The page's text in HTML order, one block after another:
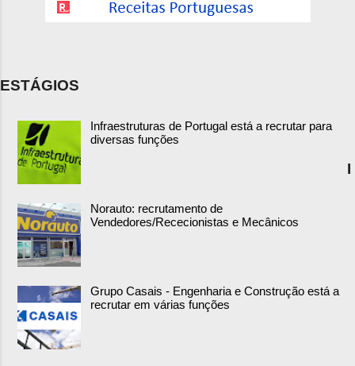
ESTÁGIOS
Infraestruturas de Portugal está a recrutar para
diversas funções
Norauto: recrutamento de
Vendedores/Rececionistas e Mecânicos
Grupo Casais - Engenharia e Construção está a
recrutar em várias funções
I